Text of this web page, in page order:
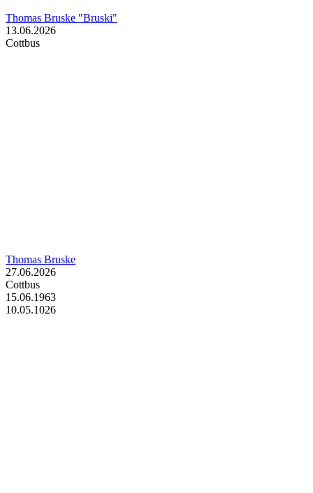
Thomas Bruske "Bruski"
13.06.2026
Cottbus
Thomas Bruske
27.06.2026
Cottbus
15.06.1963
10.05.1026